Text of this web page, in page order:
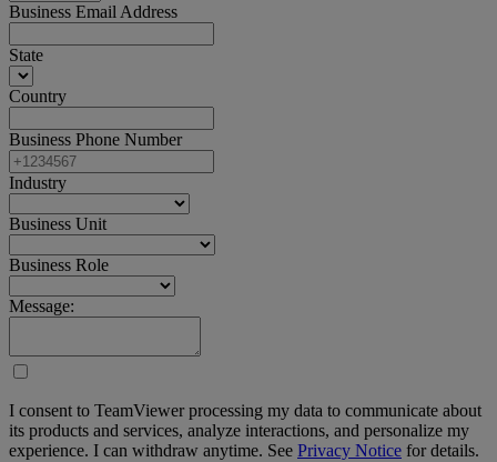
Business Email Address
State
Country
Business Phone Number
Industry
Business Unit
Business Role
Message:
I consent to TeamViewer processing my data to communicate about
its products and services, analyze interactions, and personalize my
experience. I can withdraw anytime. See Privacy Notice for details.